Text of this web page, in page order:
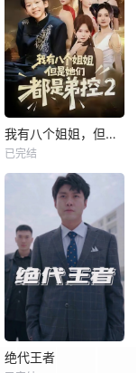
我有八个姐姐，但是他们都是弟控2
已完结
绝代王者